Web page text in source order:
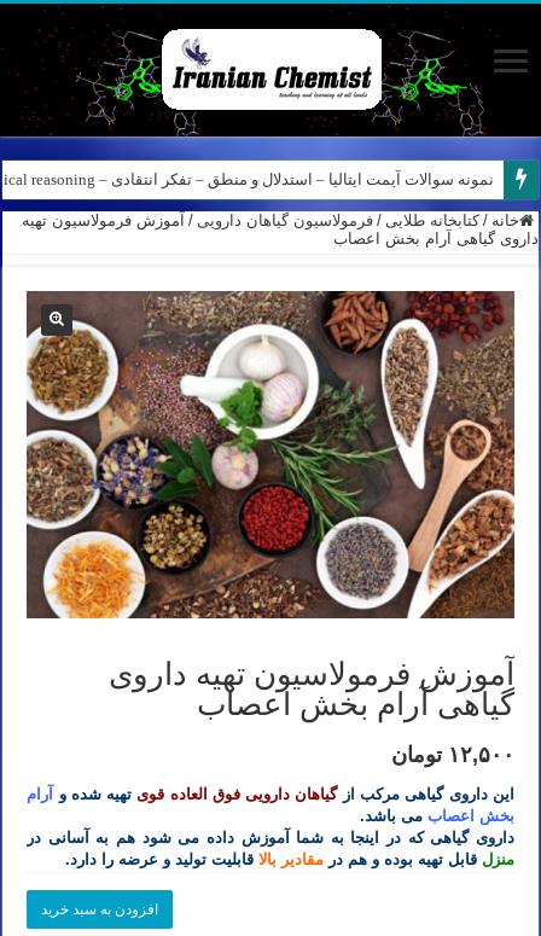
نمونه سوالات آیمت ایتالیا – استدلال و منطق – تفکر انتقادی – Logical reasoning – پارت ۸
خانه / کتابخانه طلایی / فرمولاسیون گیاهان دارویی / آموزش فرمولاسیون تهیه
داروی گیاهی آرام بخش اعصاب
آموزش فرمولاسیون تهیه داروی
گیاهی آرام بخش اعصاب
۱۲,۵۰۰ تومان
این داروی گیاهی مرکب ازگیاهان دارویی فوق العاده قویتهیه شده و آرام
بخش اعصاب می باشد.
داروی گیاهی که در اینجا به شما آموزش داده می شود هم به آسانی در
منزل قابل تهیه بوده و هم درمقادیر بالا قابلیت تولید و عرضه را دارد.
افزودن به سبد خرید